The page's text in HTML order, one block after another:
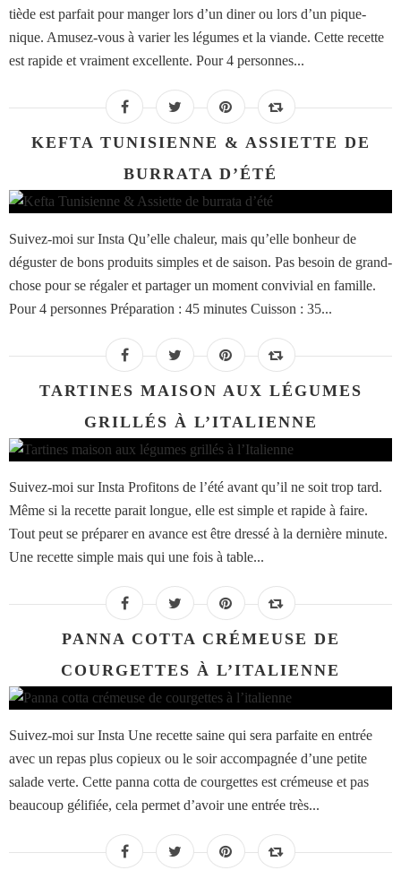
tiède est parfait pour manger lors d’un diner ou lors d’un pique-
nique. Amusez-vous à varier les légumes et la viande. Cette recette
est rapide et vraiment excellente. Pour 4 personnes...
KEFTA TUNISIENNE & ASSIETTE DE
BURRATA D’ÉTÉ
Suivez-moi sur Insta Qu’elle chaleur, mais qu’elle bonheur de
déguster de bons produits simples et de saison. Pas besoin de grand-
chose pour se régaler et partager un moment convivial en famille.
Pour 4 personnes Préparation : 45 minutes Cuisson : 35...
TARTINES MAISON AUX LÉGUMES
GRILLÉS À L’ITALIENNE
Suivez-moi sur Insta Profitons de l’été avant qu’il ne soit trop tard.
Même si la recette parait longue, elle est simple et rapide à faire.
Tout peut se préparer en avance est être dressé à la dernière minute.
Une recette simple mais qui une fois à table...
PANNA COTTA CRÉMEUSE DE
COURGETTES À L’ITALIENNE
Suivez-moi sur Insta Une recette saine qui sera parfaite en entrée
avec un repas plus copieux ou le soir accompagnée d’une petite
salade verte. Cette panna cotta de courgettes est crémeuse et pas
beaucoup gélifiée, cela permet d’avoir une entrée très...